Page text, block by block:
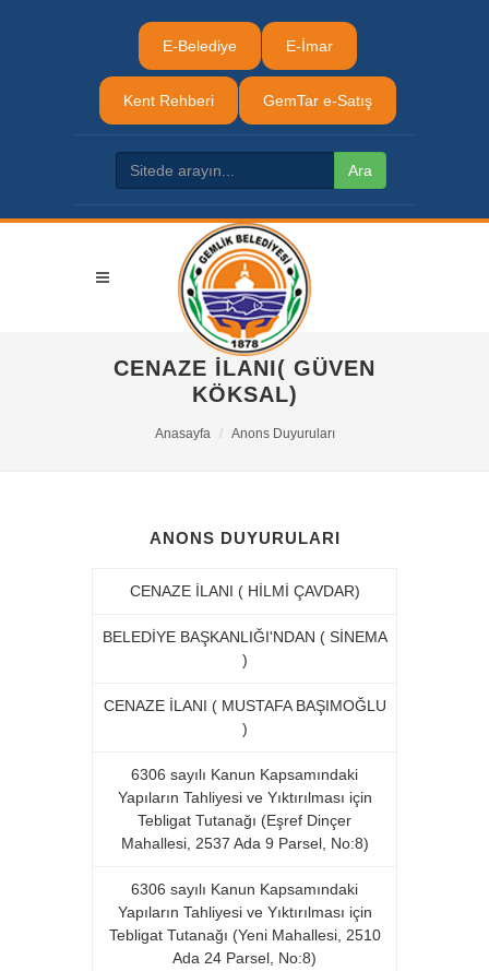
E-Belediye E-İmar
Kent Rehberi GemTar e-Satış
CENAZE İLANI( GÜVEN
KÖKSAL)
Anasayfa Anons Duyuruları
ANONS DUYURULARI
CENAZE İLANI ( HİLMİ ÇAVDAR)
BELEDİYE BAŞKANLIĞI'NDAN ( SİNEMA
)
CENAZE İLANI ( MUSTAFA BAŞIMOĞLU
)
6306 sayılı Kanun Kapsamındaki
Yapıların Tahliyesi ve Yıktırılması için
Tebligat Tutanağı (Eşref Dinçer
Mahallesi, 2537 Ada 9 Parsel, No:8)
6306 sayılı Kanun Kapsamındaki
Yapıların Tahliyesi ve Yıktırılması için
Tebligat Tutanağı (Yeni Mahallesi, 2510
Ada 24 Parsel, No:8)